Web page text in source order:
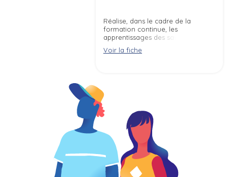
Réalise, dans le cadre de la
formation continue, les
apprentissages des savoirs et
adultes ou jeunes afin de
Voir la fiche